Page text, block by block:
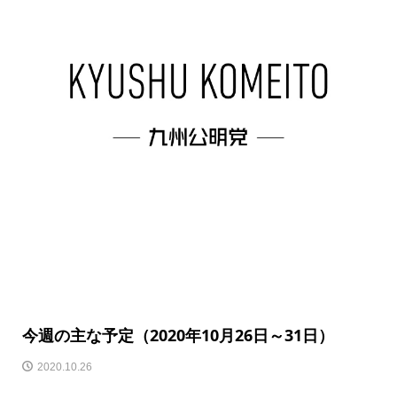
今週の主な予定（2020年10月26日～31日）
2020.10.26